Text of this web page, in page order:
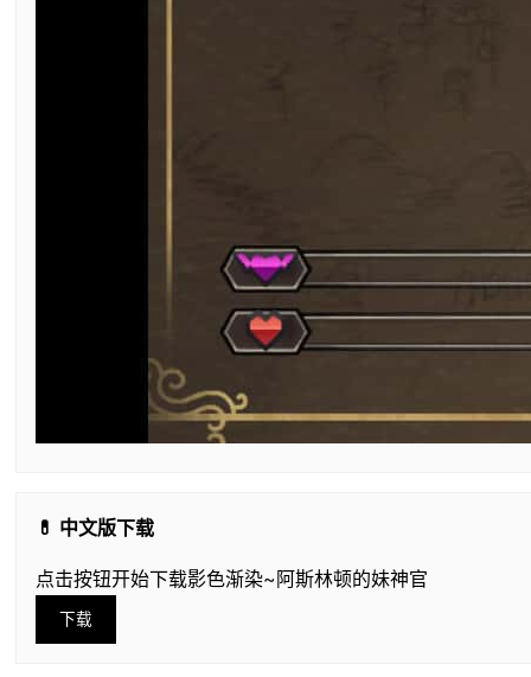
💊 中文版下载
点击按钮开始下载影色渐染~阿斯林顿的妹神官
下载